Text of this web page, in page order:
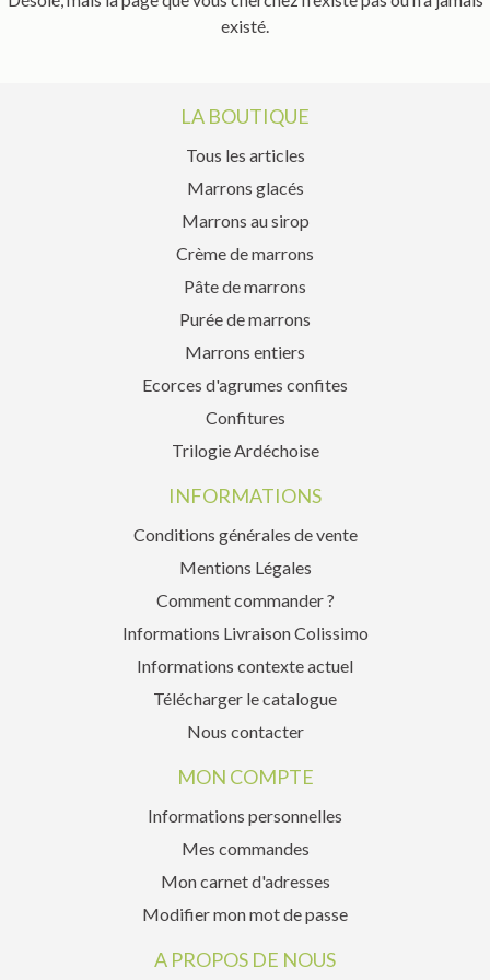
existé.
LA BOUTIQUE
Tous les articles
Marrons glacés
Marrons au sirop
Crème de marrons
Pâte de marrons
Purée de marrons
Marrons entiers
Ecorces d'agrumes confites
Confitures
Trilogie Ardéchoise
INFORMATIONS
Conditions générales de vente
Mentions Légales
Comment commander ?
Informations Livraison Colissimo
Informations contexte actuel
Télécharger le catalogue
Nous contacter
MON COMPTE
Informations personnelles
Mes commandes
Mon carnet d'adresses
Modifier mon mot de passe
A PROPOS DE NOUS